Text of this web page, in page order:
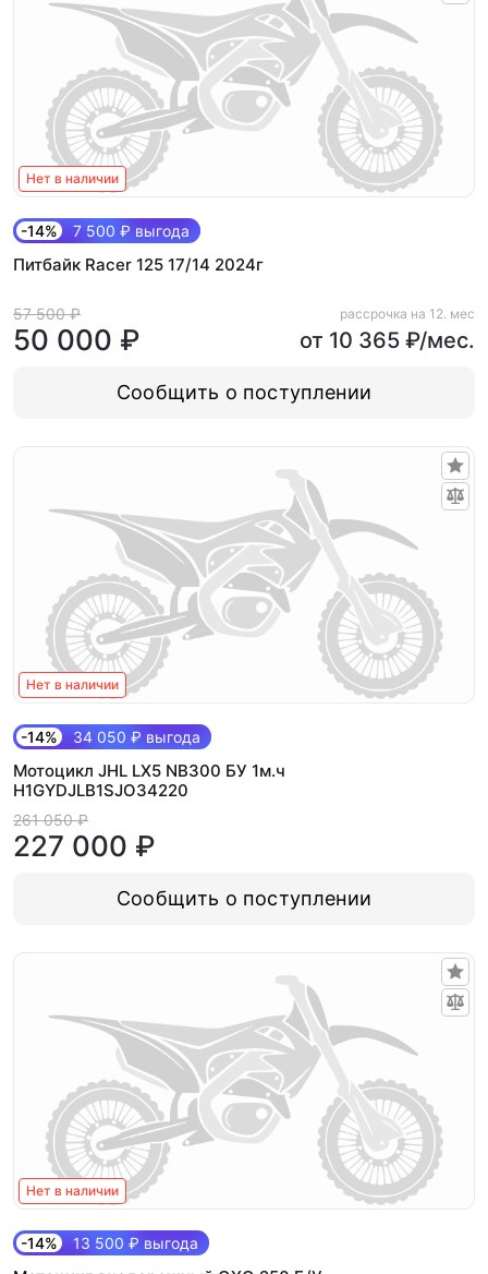
Нет в наличии
-14% 7 500 ₽ выгода
Питбайк Racer 125 17/14 2024г
57 500 ₽
50 000 ₽
рассрочка на 12. мес
от 10 365 ₽/мес.
Сообщить о поступлении
Нет в наличии
-14% 34 050 ₽ выгода
Мотоцикл JHL LX5 NB300 БУ 1м.ч
H1GYDJLB1SJO34220
261 050 ₽
227 000 ₽
Сообщить о поступлении
Нет в наличии
-14% 13 500 ₽ выгода